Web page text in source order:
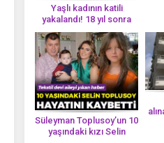
Yaşlı kadının katili
yakalandı! 18 yıl sonra
tek bir DNA iziyle
çözüldü!
Süleyman Toplusoy’un 10
yaşındaki kızı Selin